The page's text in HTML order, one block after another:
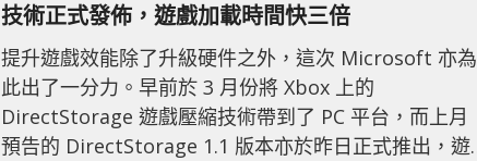
技術正式發佈，遊戲加載時間快三倍
提升遊戲效能除了升級硬件之外，這次 Microsoft 亦為
此出了一分力。早前於 3 月份將 Xbox 上的
DirectStorage 遊戲壓縮技術帶到了 PC 平台，而上月
預告的 DirectStorage 1.1 版本亦於昨日正式推出，遊